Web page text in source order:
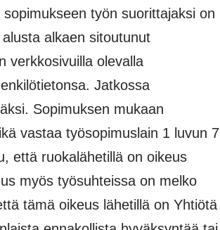
työn suorittajaksi on
alkaen sitoutunut
verkkosivuilla olevalla
Jatkossa
Sopimuksen mukaan
vastaa työsopimuslain 1 luvun 7
että ruokalähetillä on oikeus
myös työsuhteissa on melko
tämä oikeus lähetillä on Yhtiötä